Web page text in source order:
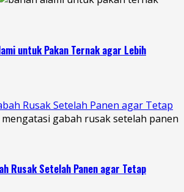
untuk Pakan Ternak agar Lebih
Rusak Setelah Panen agar Tetap
Rusak Setelah Panen agar Tetap